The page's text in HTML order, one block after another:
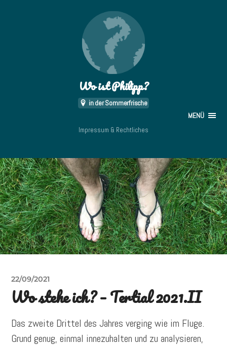
Wo ist Philipp?
in der Sommerfrische
MENÜ
Impressum & Rechtliches
22/09/2021
Wo stehe ich? – Tertial 2021.II
Das zweite Drittel des Jahres verging wie im Fluge.
Grund genug, einmal innezuhalten und zu analysieren,